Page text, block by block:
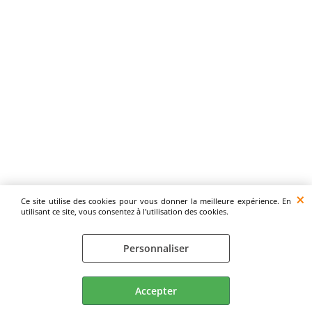
Ce site utilise des cookies pour vous donner la meilleure expérience. En
utilisant ce site, vous consentez à l'utilisation des cookies.
Personnaliser
Accepter